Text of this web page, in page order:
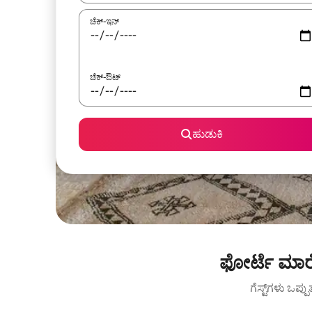
ಚೆಕ್-ಇನ್
ಚೆಕ್-ಔಟ್
ಹುಡುಕಿ
ಫೋರ್ಟೆ
ಗೆಸ್ಟ್‌ಗಳು